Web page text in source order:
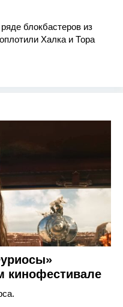
блокбастеров из
Халка и Тора
кинофестивале